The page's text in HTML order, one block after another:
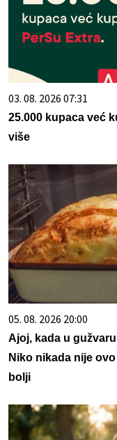
03. 08. 2026 07:31
25.000 kupaca već
više
05. 08. 2026 20:00
Ajoj, kada u
Niko nikada nije
bolji